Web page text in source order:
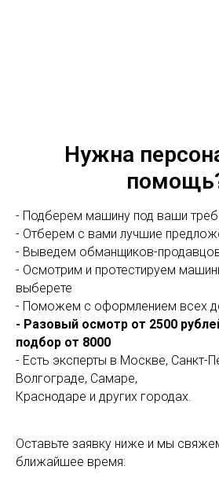
Нужна
- Подберем машину под ваши
- Отберем с вами лучшие
- Выведем обманщиков-
- Осмотрим и протестируем
выберете
- Поможем с оформлением всех
- Разовый осмотр от 2500
подбор от 8000
- Есть эксперты в Москве, Санкт-
Волгограде, Самаре,
Краснодаре и других городах.
Оставьте заявку ниже и мы
ближайшее время: